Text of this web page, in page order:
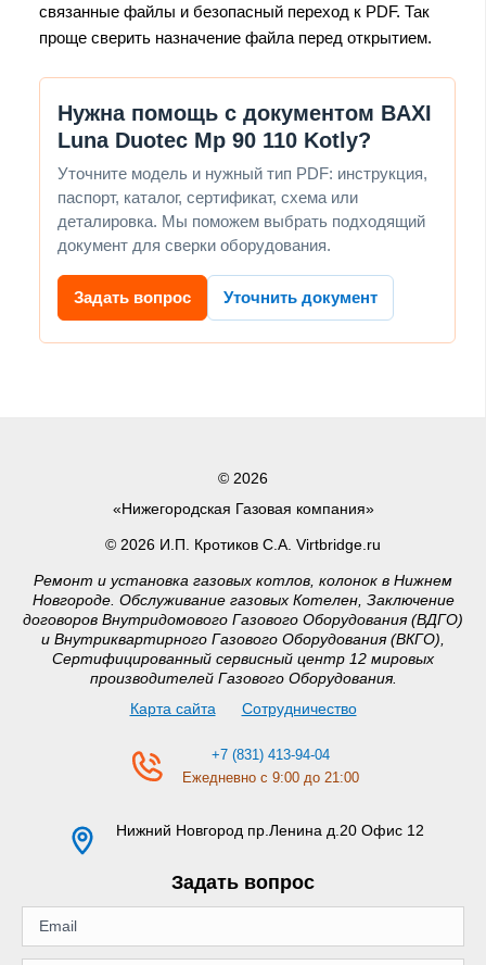
связанные файлы и безопасный переход к PDF. Так
проще сверить назначение файла перед открытием.
Нужна помощь с документом BAXI
Luna Duotec Mp 90 110 Kotly?
Уточните модель и нужный тип PDF: инструкция,
паспорт, каталог, сертификат, схема или
деталировка. Мы поможем выбрать подходящий
документ для сверки оборудования.
Задать вопрос Уточнить документ
© 2026
«Нижегородская Газовая компания»
© 2026 И.П. Кротиков С.А. Virtbridge.ru
Ремонт и установка газовых котлов, колонок в Нижнем
Новгороде. Обслуживание газовых Котелен, Заключение
договоров Внутридомового Газового Оборудования (ВДГО)
и Внутриквартирного Газового Оборудования (ВКГО),
Сертифицированный сервисный центр 12 мировых
производителей Газового Оборудования.
Карта сайта
Сотрудничество
+7 (831) 413-94-04
Ежедневно с 9:00 до 21:00
Нижний Новгород пр.Ленина д.20 Офис 12
Задать вопрос